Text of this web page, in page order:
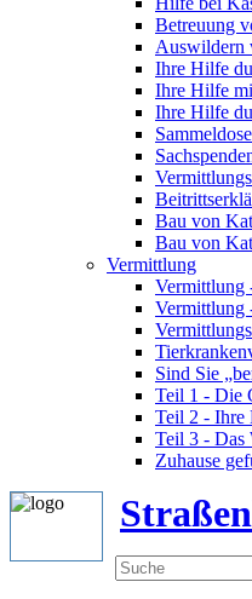
Betreuung
Auswildern
Ihre Hilfe
Ihre Hilfe
Ihre Hilfe
Bau von
Bau von
Vermittlung
Vermittlung
Vermittlung
Sind Sie
Teil 1 - Die
Teil 2 - Ihre
Teil 3 - Das
Zuhause